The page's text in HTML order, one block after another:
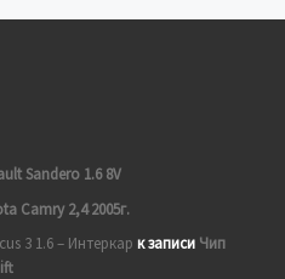
Sandero 1.6 8V
Camry 2,4 2005г.
3 1.6 – Интеркар к записи Чип